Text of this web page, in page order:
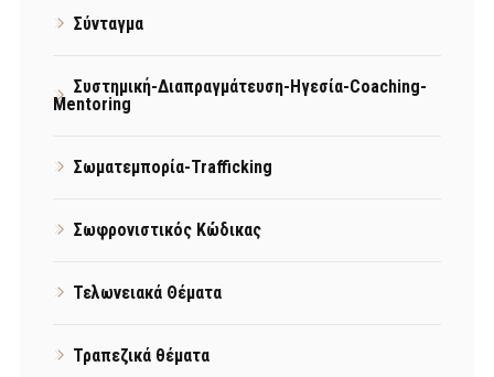
Σύνταγμα
Συστημική-Διαπραγμάτευση-Ηγεσία-Coaching-
Mentoring
Σωματεμπορία-Trafficking
Σωφρονιστικός Κώδικας
Τελωνειακά Θέματα
Τραπεζικά θέματα